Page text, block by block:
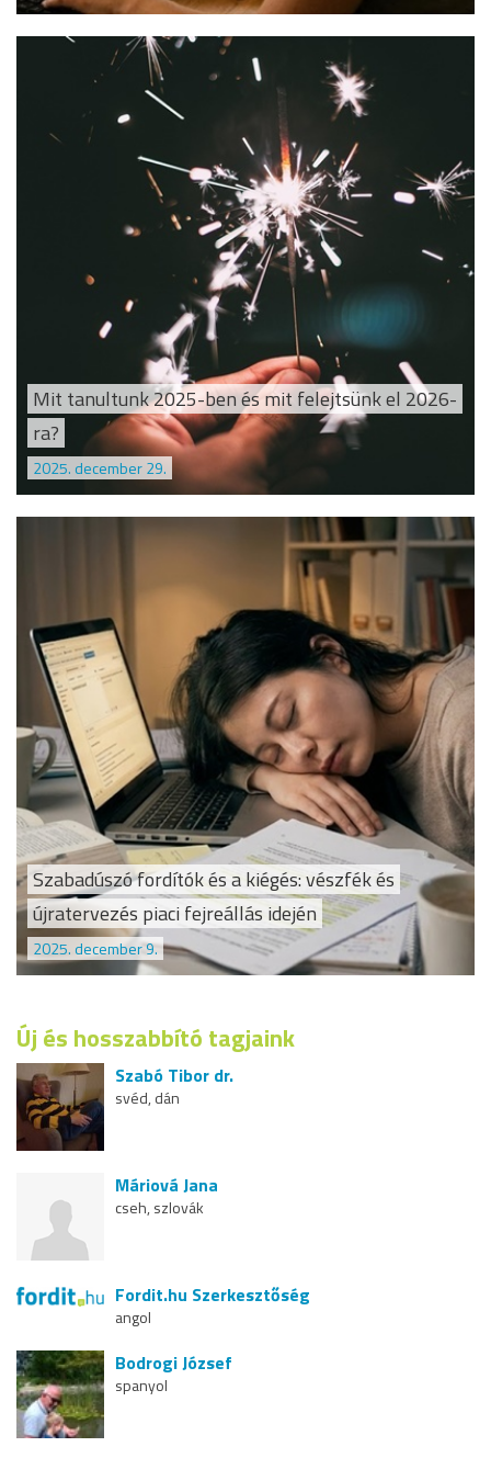
Mit tanultunk 2025-ben és mit felejtsünk el 2026-
ra?
2025. december 29.
Szabadúszó fordítók és a kiégés: vészfék és
újratervezés piaci fejreállás idején
2025. december 9.
Új és hosszabbító tagjaink
Szabó Tibor dr.
svéd, dán
Máriová Jana
cseh, szlovák
Fordit.hu Szerkesztőség
angol
Bodrogi József
spanyol